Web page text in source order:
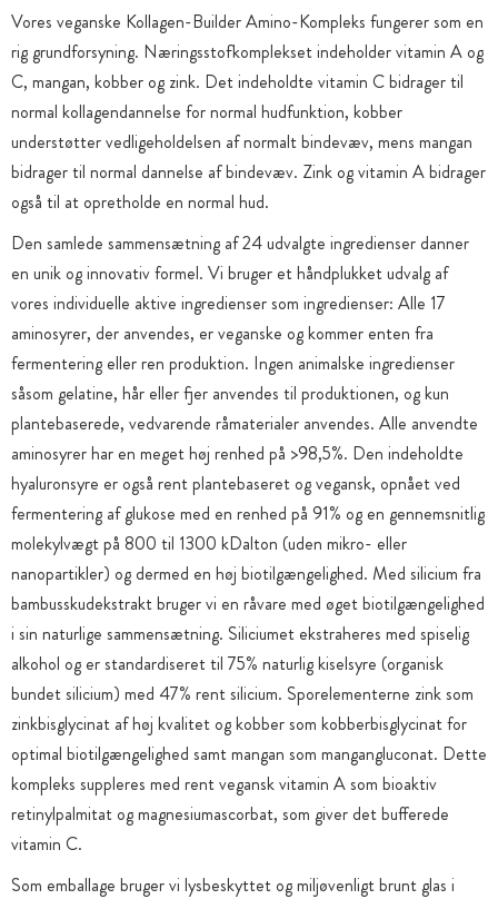
Vores veganske Kollagen-Builder Amino-Kompleks fungerer som en
rig grundforsyning. Næringsstofkomplekset indeholder vitamin A og
C, mangan, kobber og zink. Det indeholdte vitamin C bidrager til
normal kollagendannelse for normal hudfunktion, kobber
understøtter vedligeholdelsen af normalt bindevæv, mens mangan
bidrager til normal dannelse af bindevæv. Zink og vitamin A bidrager
også til at opretholde en normal hud.
Den samlede sammensætning af 24 udvalgte ingredienser danner
en unik og innovativ formel. Vi bruger et håndplukket udvalg af
vores individuelle aktive ingredienser som ingredienser: Alle 17
aminosyrer, der anvendes, er veganske og kommer enten fra
fermentering eller ren produktion. Ingen animalske ingredienser
såsom gelatine, hår eller fjer anvendes til produktionen, og kun
plantebaserede, vedvarende råmaterialer anvendes. Alle anvendte
aminosyrer har en meget høj renhed på >98,5%. Den indeholdte
hyaluronsyre er også rent plantebaseret og vegansk, opnået ved
fermentering af glukose med en renhed på 91% og en gennemsnitlig
molekylvægt på 800 til 1300 kDalton (uden mikro- eller
nanopartikler) og dermed en høj biotilgængelighed. Med silicium fra
bambusskudekstrakt bruger vi en råvare med øget biotilgængelighed
i sin naturlige sammensætning. Siliciumet ekstraheres med spiselig
alkohol og er standardiseret til 75% naturlig kiselsyre (organisk
bundet silicium) med 47% rent silicium. Sporelementerne zink som
zinkbisglycinat af høj kvalitet og kobber som kobberbisglycinat for
optimal biotilgængelighed samt mangan som mangangluconat. Dette
kompleks suppleres med rent vegansk vitamin A som bioaktiv
retinylpalmitat og magnesiumascorbat, som giver det bufferede
vitamin C.
Som emballage bruger vi lysbeskyttet og miljøvenligt brunt glas i